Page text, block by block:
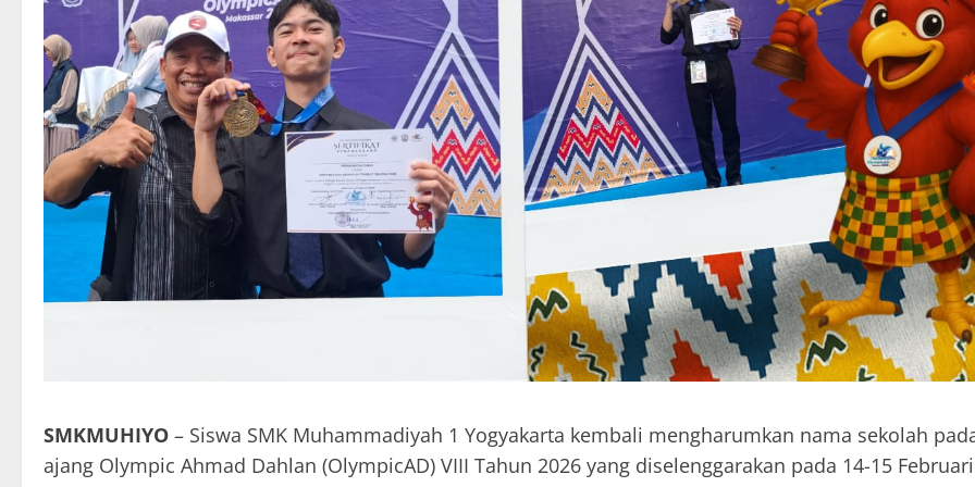
SMKMUHIYO – Siswa SMK Muhammadiyah 1 Yogyakarta kembali mengharumkan nama sekolah
ajang Olympic Ahmad Dahlan (OlympicAD) VIII Tahun 2026 yang diselenggarakan pada 14-15 Februari